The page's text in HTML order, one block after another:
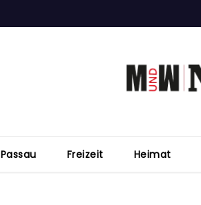
Passau Freizeit Heimat